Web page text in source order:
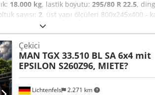
18.000 kg, lastik boyutu: 295/80 R 22.5,
sayısı: 2, üst yapı ölçüleri 800x245x400 -
Csdpfxjzcdcte Abyjrf
Lichtenfels 2.271 km
Çekici
MAN TGX 33.510 BL SA 6x4 mit
EPSILON S260Z96, MIETE?